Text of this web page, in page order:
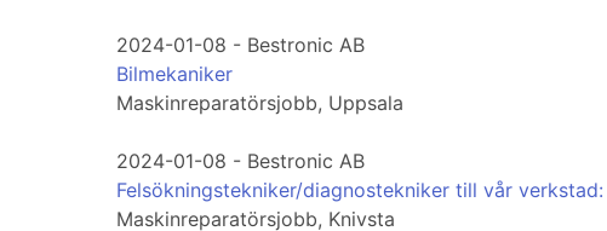
2024-01-08 - Bestronic AB
Bilmekaniker
Maskinreparatörsjobb, Uppsala
2024-01-08 - Bestronic AB
Felsökningstekniker/diagnostekniker till vår verkstad:
Maskinreparatörsjobb, Knivsta